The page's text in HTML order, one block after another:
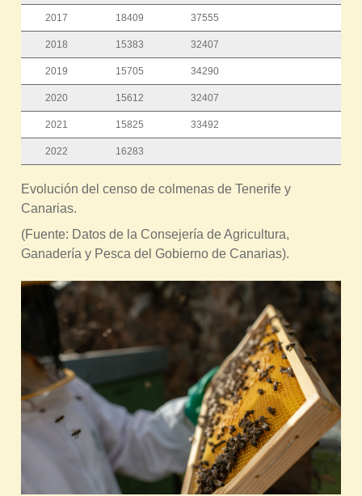
2017 18409 37555
2018 15383 32407
2019 15705 34290
2020 15612 32407
2021 15825 33492
2022 16283
Evolución del censo de colmenas de Tenerife y
Canarias.
(Fuente: Datos de la Consejería de Agricultura,
Ganadería y Pesca del Gobierno de Canarias).